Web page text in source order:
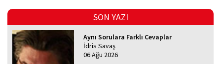
SON YAZI
Aynı Sorulara Farklı Cevaplar
İdris Savaş
06 Ağu 2026